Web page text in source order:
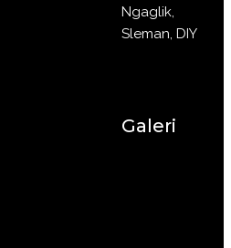
Ngaglik,
Sleman, DIY
Galeri